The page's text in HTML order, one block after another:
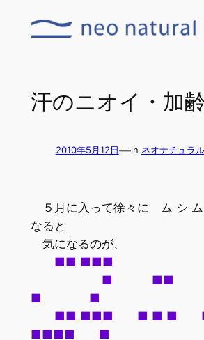
汗のニオイ・加
2010年5月12日 —in ネオナチュラ
５月に入って徐々に ム シ ム
なると
気になるのが、
■■ ■■■
■
■ ■
■■ ■■■ ■ ■ ■
■■■■ ■